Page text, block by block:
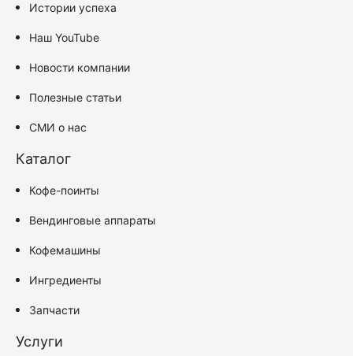
Истории успеха
Наш YouTube
Новости компании
Полезные статьи
СМИ о нас
Каталог
Кофе-поинты
Вендинговые аппараты
Кофемашины
Ингредиенты
Запчасти
Услуги